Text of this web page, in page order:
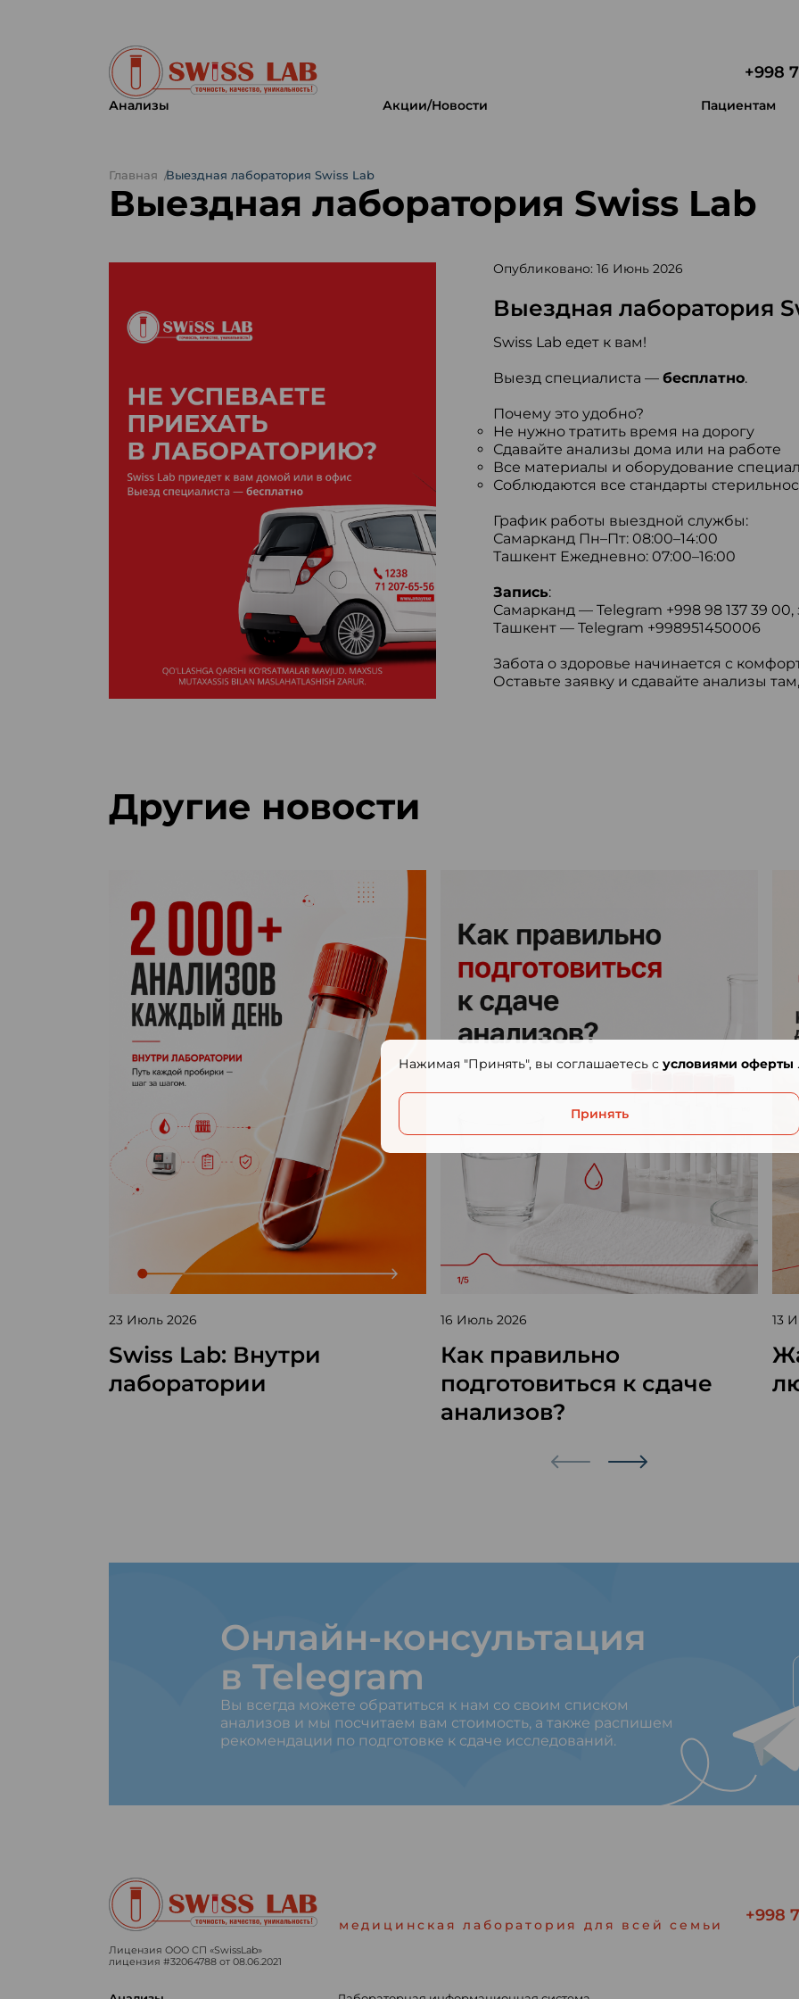
+998
Анализы Акции/Новости Пациентам
Главная Выездная лаборатория Swiss Lab
Выездная лаборатория Swiss Lab
Опубликовано: 16 Июнь 2026
Выездная лаборатория
Swiss Lab едет к вам!
Выезд специалиста — бесплатно.
Почему это удобно?
Не нужно тратить время на дорогу
Сдавайте анализы дома или на работе
Все материалы и оборудование
Соблюдаются все стандарты
График работы выездной службы:
Самарканд Пн–Пт: 08:00–14:00
Ташкент Ежедневно: 07:00–16:00
Запись:
Самарканд — Telegram +998 98 137 39 00,
Ташкент — Telegram +998951450006
Забота о здоровье начинается с
Оставьте заявку и сдавайте анализы
Другие новости
23 Июль 2026
Swiss Lab: Внутри
лаборатории
16 Июль 2026
Как правильно
подготовиться к сдаче
анализов?
13
Онлайн-консультация
в Telegram
Вы всегда можете обратиться к нам со своим списком
анализов и мы посчитаем вам стоимость, а также распишем
рекомендации по подготовке к сдаче исследований.
Нажимая "Принять", вы соглашаетесь с условиями оферты .
Принять
медицинская лаборатория для всей семьи +998
Лицензия ООО СП «SwissLab»
лицензия #32064788 от 08.06.2021